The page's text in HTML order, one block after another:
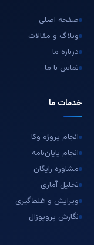
صفحه اصلی
وبلاگ و مقالات
درباره ما
تماس با ما
خدمات ما
انجام پروژه وکا
انجام پایان‌نامه
مشاوره رایگان
تحلیل آماری
ویرایش و غلط‌گیری
نگارش پروپوزال